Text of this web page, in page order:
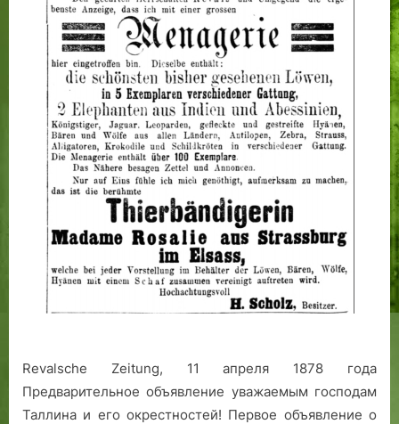
Revalsche Zeitung, 11 апреля 1878 года
Предварительное объявление уважаемым господам
Таллина и его окрестностей! Первое объявление о